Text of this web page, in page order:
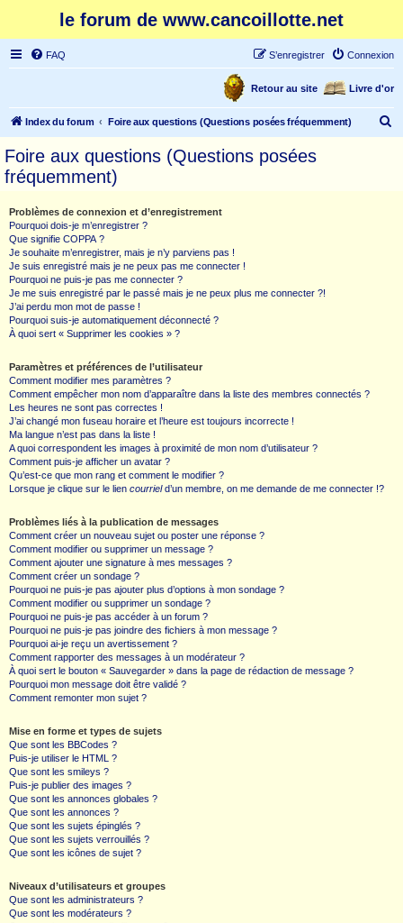
le forum de www.cancoillotte.net
FAQ Connexion
S’enregistrer
Livre d'or
Retour au site
Index du forum Foire aux questions (Questions posées fréquemment)
Foire aux questions (Questions posées
fréquemment)
Problèmes de connexion et d’enregistrement
Pourquoi dois-je m’enregistrer ?
Que signifie COPPA ?
Je souhaite m’enregistrer, mais je n’y parviens pas !
Je suis enregistré mais je ne peux pas me connecter !
Pourquoi ne puis-je pas me connecter ?
Je me suis enregistré par le passé mais je ne peux plus me connecter ?!
J’ai perdu mon mot de passe !
Pourquoi suis-je automatiquement déconnecté ?
À quoi sert « Supprimer les cookies » ?
Paramètres et préférences de l’utilisateur
Comment modifier mes paramètres ?
Comment empêcher mon nom d’apparaître dans la liste des membres connectés ?
Les heures ne sont pas correctes !
J’ai changé mon fuseau horaire et l’heure est toujours incorrecte !
Ma langue n’est pas dans la liste !
A quoi correspondent les images à proximité de mon nom d’utilisateur ?
Comment puis-je afficher un avatar ?
Qu’est-ce que mon rang et comment le modifier ?
Lorsque je clique sur le lien courrield’un membre, on me demande de me connecter !?
Problèmes liés à la publication de messages
Comment créer un nouveau sujet ou poster une réponse ?
Comment modifier ou supprimer un message ?
Comment ajouter une signature à mes messages ?
Comment créer un sondage ?
Pourquoi ne puis-je pas ajouter plus d’options à mon sondage ?
Comment modifier ou supprimer un sondage ?
Pourquoi ne puis-je pas accéder à un forum ?
Pourquoi ne puis-je pas joindre des fichiers à mon message ?
Pourquoi ai-je reçu un avertissement ?
Comment rapporter des messages à un modérateur ?
À quoi sert le bouton « Sauvegarder » dans la page de rédaction de message ?
Pourquoi mon message doit être validé ?
Comment remonter mon sujet ?
Mise en forme et types de sujets
Que sont les BBCodes ?
Puis-je utiliser le HTML ?
Que sont les smileys ?
Puis-je publier des images ?
Que sont les annonces globales ?
Que sont les annonces ?
Que sont les sujets épinglés ?
Que sont les sujets verrouillés ?
Que sont les icônes de sujet ?
Niveaux d’utilisateurs et groupes
Que sont les administrateurs ?
Que sont les modérateurs ?